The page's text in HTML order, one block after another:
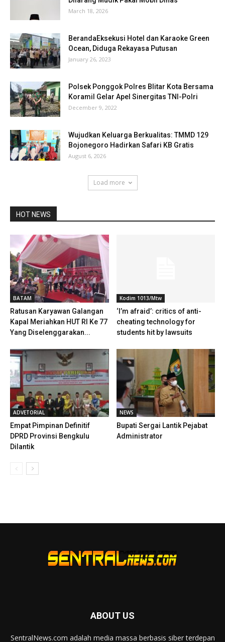
March 18, 2026
BerandaEksekusi Hotel dan Karaoke Green
Ocean, Diduga Rekayasa Putusan
January 26, 2023
Polsek Ponggok Polres Blitar Kota Bersama
Koramil Gelar Apel Sinergitas TNI-Polri
December 9, 2022
Wujudkan Keluarga Berkualitas: TMMD 129
Bojonegoro Hadirkan Safari KB Gratis
August 6, 2026
Load more
HOT NEWS
BATAM
Ratusan Karyawan Galangan
Kapal Meriahkan HUT RI Ke 77
Yang Diselenggarakan...
Kodim 1013/Mtw
‘I’m afraid’: critics of anti-
cheating technology for
students hit by lawsuits
ADVETORIAL
Empat Pimpinan Definitif
DPRD Provinsi Bengkulu
Dilantik
NEWS
Bupati Sergai Lantik Pejabat
Administrator
ABOUT US
SentralNews.com adalah media massa berbasis siber terdepan